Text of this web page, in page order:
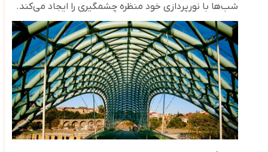
شب‌ها با نورپردازی خود منظره چشمگیری را ایجاد می‌کند.